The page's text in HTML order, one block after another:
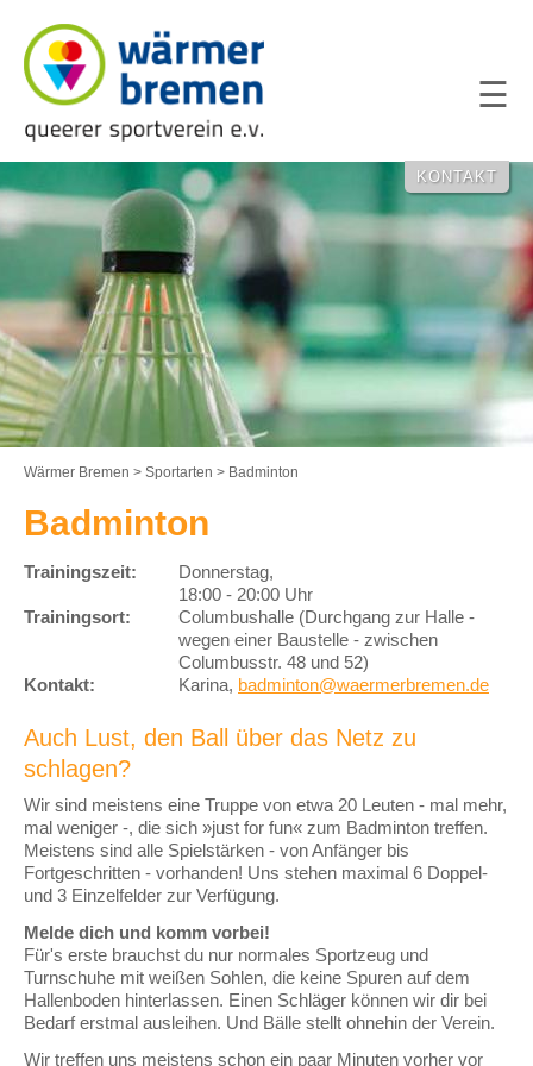
NAVIGATION
KONTAKT
Wärmer Bremen > Sportarten > Badminton
Badminton
Trainingszeit:
Donnerstag,
18:00 - 20:00 Uhr
Trainingsort:
Columbushalle (Durchgang zur Halle -
wegen einer Baustelle - zwischen
Columbusstr. 48 und 52)
Kontakt:
Karina, badminton@waermerbremen.de
Auch Lust, den Ball über das Netz zu
schlagen?
Wir sind meistens eine Truppe von etwa 20 Leuten - mal mehr,
mal weniger -, die sich »just for fun« zum Badminton treffen.
Meistens sind alle Spielstärken - von Anfänger bis
Fortgeschritten - vorhanden! Uns stehen maximal 6 Doppel-
und 3 Einzelfelder zur Verfügung.
Melde dich und komm vorbei!
Für's erste brauchst du nur normales Sportzeug und
Turnschuhe mit weißen Sohlen, die keine Spuren auf dem
Hallenboden hinterlassen. Einen Schläger können wir dir bei
Bedarf erstmal ausleihen. Und Bälle stellt ohnehin der Verein.
Wir treffen uns meistens schon ein paar Minuten vorher vor